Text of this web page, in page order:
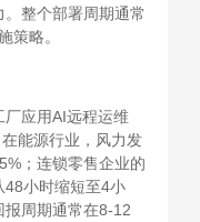
整个部署周期通常
策略。
应用AI远程运维
能源行业，风力发
；连锁零售企业的
48小时缩短至4小
报周期通常在8-12